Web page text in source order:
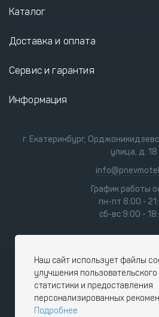
Каталог
Доставка и оплата
Сервис и гарантия
Информация
г. Екатеринбург,
улица, д. 18
График работы
пн-пт 8:00 -
сб-вс 9:00 -
Наш сайт использует файлы
улучшения
статистики и предоставления
персонализированных
Подробнее